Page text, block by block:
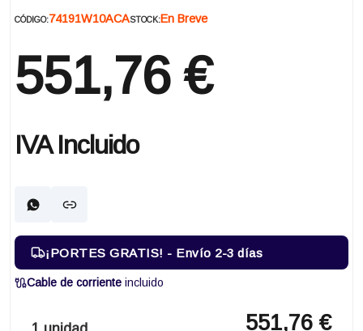
CÓDIGO:74191W10ACASTOCK:En Breve
551,76 €
IVA Incluido
¡PORTES GRATIS! - Envío 2-3 días
Cable de corriente incluido
551,76 €